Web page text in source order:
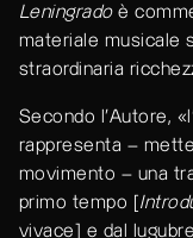
Leningradoè
materiale musicale
straordinaria
Secondo l’Autore,
rappresenta –
movimento – una
primo tempo [
vivace] e dal